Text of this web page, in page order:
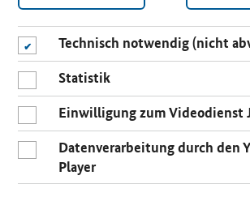
Technisch notwendig (nicht
Statistik
Einwilligung zum Videodienst
Datenverarbeitung durch den
Player